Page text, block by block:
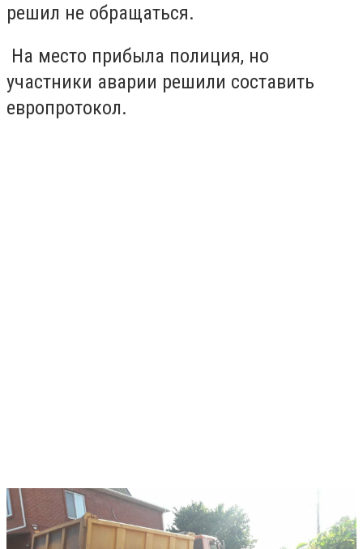
решил не обращаться.
На место прибыла полиция, но
участники аварии решили составить
европротокол.